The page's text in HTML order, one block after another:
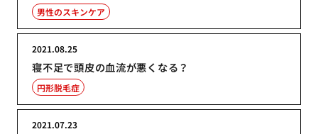
男性のスキンケア
寝不足で頭皮の血流が悪くなる？
2021.08.25
円形脱毛症
2021.07.23